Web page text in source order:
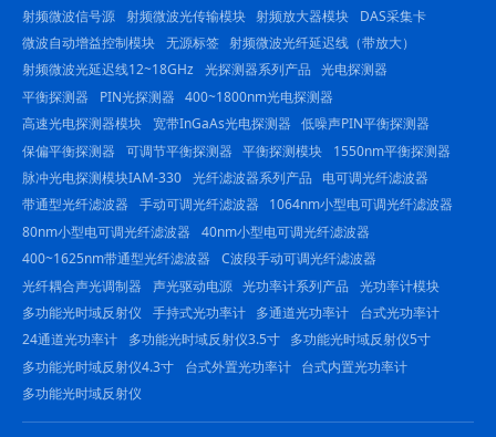
射频微波信号源 射频微波光传输模块 射频放大器模块
DAS采集卡
微波自动增益控制模块 无源标签 射频微波光纤延迟线（带放大）
射频微波光延迟线12~18GHz 光探测器系列产品 光电探测器
平衡探测器
PIN光探测器 400~1800nm光电探测器
高速光电探测器模块
宽带InGaAs光电探测器 低噪声PIN平衡探测器
保偏平衡探测器
可调节平衡探测器 平衡探测模块
1550nm平衡探测器
脉冲光电探测模块IAM-330 光纤滤波器系列产品
电可调光纤滤波器
带通型光纤滤波器
手动可调光纤滤波器
1064nm小型电可调光纤滤波器
80nm小型电可调光纤滤波器
40nm小型电可调光纤滤波器
400~1625nm带通型光纤滤波器
C波段手动可调光纤滤波器
光纤耦合声光调制器
声光驱动电源 光功率计系列产品
光功率计模块
多功能光时域反射仪
手持式光功率计 多通道光功率计
台式光功率计
24通道光功率计
多功能光时域反射仪3.5寸
多功能光时域反射仪5寸
多功能光时域反射仪4.3寸
台式外置光功率计
台式内置光功率计
多功能光时域反射仪